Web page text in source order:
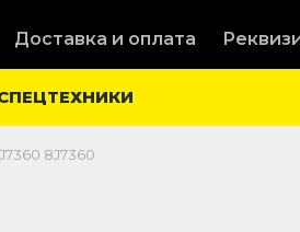
Доставка и оплата
8J7360